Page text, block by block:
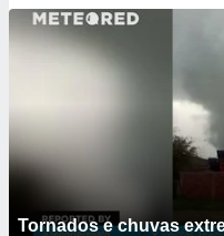
Tornados e chuvas